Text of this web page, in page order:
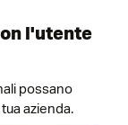
l'utente
possano
azienda.